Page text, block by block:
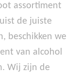
assortiment
de juiste
beschikken we
van alcohol
Wij zijn de